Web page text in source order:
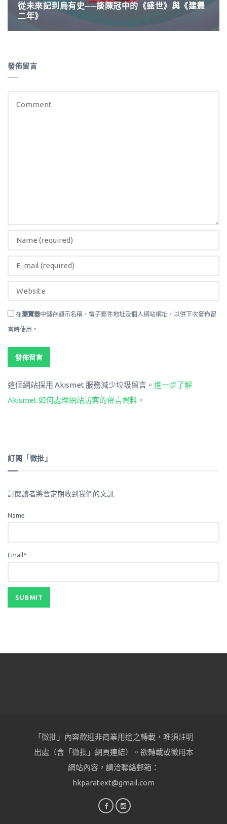
從未來記到烏有史──談陳冠中的《盛世》與《建豐
二年》
發佈留言
在瀏覽器中儲存顯示名稱、電子郵件地址及個人網站網址，以供下次發佈留
言時使用。
這個網站採用 Akismet 服務減少垃圾留言。 進一步了解
Akismet 如何處理網站訪客的留言資料 。
訂閱「微批」
訂閱讀者將會定期收到我們的文訊
Name
Email*
「微批」內容歡迎非商業用途之轉載，唯須註明
出處（含「微批」網頁連結）。欲轉載或徵用本
網站內容，請洽聯絡郵箱：
hkparatext@gmail.com